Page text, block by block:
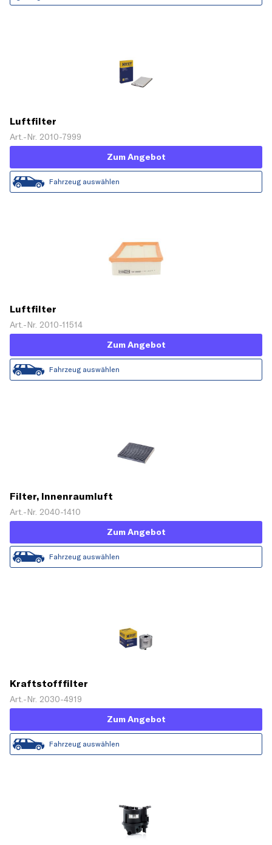
Luftfilter
Art.-Nr. 2010-7999
Zum Angebot
Fahrzeug auswählen
Luftfilter
Art.-Nr. 2010-11514
Zum Angebot
Fahrzeug auswählen
Filter, Innenraumluft
Art.-Nr. 2040-1410
Zum Angebot
Fahrzeug auswählen
Kraftstofffilter
Art.-Nr. 2030-4919
Zum Angebot
Fahrzeug auswählen